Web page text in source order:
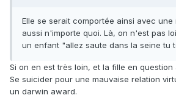
Elle se serait comportée ainsi avec une
aussi n'importe quoi. Là, on n'est pas
un enfant "allez saute dans la seine tu
Si on en est très loin, et la fille en question
Se suicider pour une mauvaise relation
un darwin award.